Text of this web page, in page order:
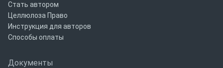
Стать автором
Целлюлоза Право
Инструкция для авторов
Способы оплаты
Документы